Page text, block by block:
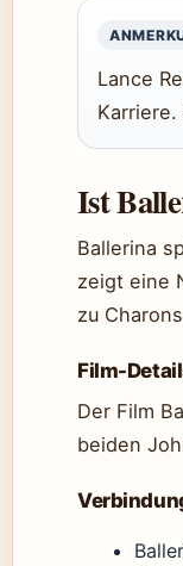
Lance
Ist
Ballerina
zeigt eine
zu
Film-
Der Film
beiden